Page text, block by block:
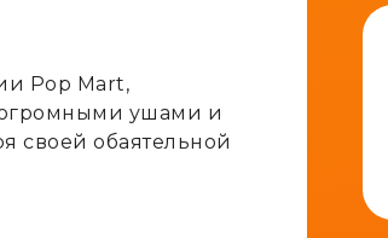
Pop Mart,
огромными ушами и
своей обаятельной